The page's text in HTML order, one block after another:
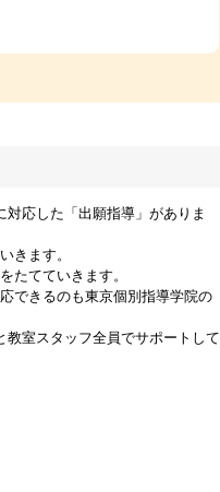
応した「出願指導」がありま
きます。
たてていきます。
できるのも東京個別指導学院の
室スタッフ全員でサポートして